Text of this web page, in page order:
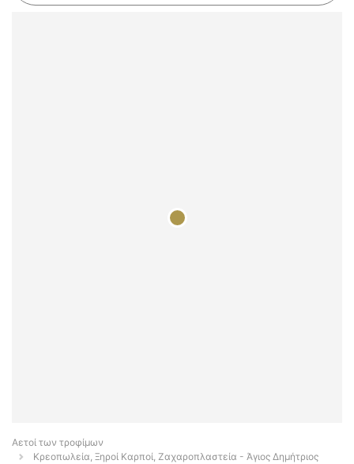
Αετοί των τροφίμων
Κρεοπωλεία, Ξηροί Καρποί, Ζαχαροπλαστεία - Άγιος Δημήτριος